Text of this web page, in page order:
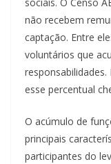
não recebem
captação. Entre
voluntários que
esse percentual
O acúmulo de
principais
participantes do